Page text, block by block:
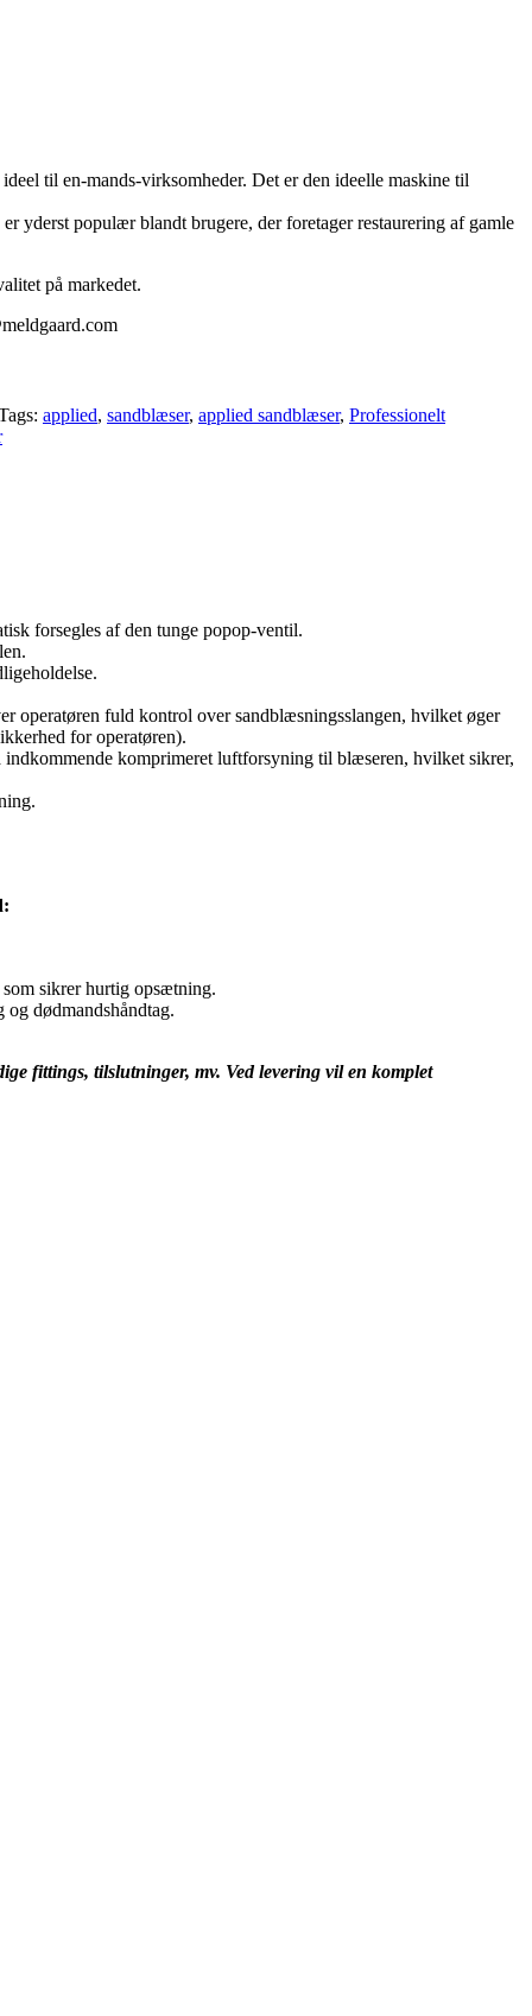
til en-mands-virksomheder. Det er den ideelle maskine til
yderst populær blandt brugere, der foretager restaurering af gamle
på markedet.
applied, sandblæser, applied sandblæser, Professionelt
forsegles af den tunge popop-ventil.
operatøren fuld kontrol over sandblæsningsslangen, hvilket øger
for operatøren).
komprimeret luftforsyning til blæseren, hvilket sikrer,
sikrer hurtig opsætning.
dødmandshåndtag.
fittings, tilslutninger, mv. Ved levering vil en komplet